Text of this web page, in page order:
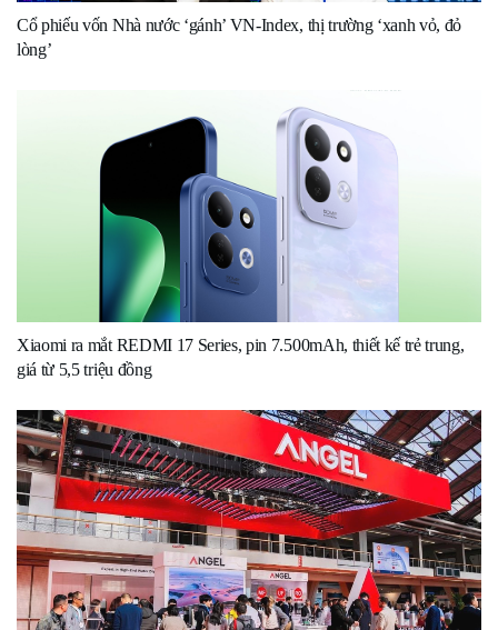
Cổ phiếu vốn Nhà nước ‘gánh’ VN-Index, thị trường ‘xanh vỏ, đỏ
lòng’
Xiaomi ra mắt REDMI 17 Series, pin 7.500mAh, thiết kế trẻ trung,
giá từ 5,5 triệu đồng